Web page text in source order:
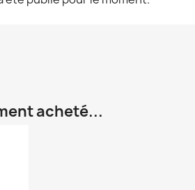
acheté...